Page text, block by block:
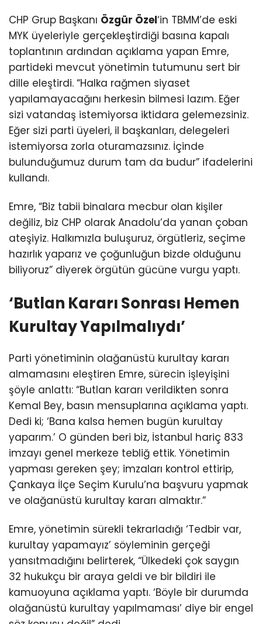
CHP Grup Başkanı Özgür Özel‘in TBMM’de eski
MYK üyeleriyle gerçekleştirdiği basına kapalı
toplantının ardından açıklama yapan Emre,
partideki mevcut yönetimin tutumunu sert bir
dille eleştirdi. “Halka rağmen siyaset
yapılamayacağını herkesin bilmesi lazım. Eğer
sizi vatandaş istemiyorsa iktidara gelemezsiniz.
Eğer sizi parti üyeleri, il başkanları, delegeleri
istemiyorsa zorla oturamazsınız. İçinde
bulunduğumuz durum tam da budur” ifadelerini
kullandı.
Emre, “Biz tabii binalara mecbur olan kişiler
değiliz, biz CHP olarak Anadolu’da yanan çoban
ateşiyiz. Halkımızla buluşuruz, örgütleriz, seçime
hazırlık yaparız ve çoğunluğun bizde olduğunu
biliyoruz” diyerek örgütün gücüne vurgu yaptı.
‘Butlan Kararı Sonrası Hemen
Kurultay Yapılmalıydı’
Parti yönetiminin olağanüstü kurultay kararı
almamasını eleştiren Emre, sürecin işleyişini
şöyle anlattı: “Butlan kararı verildikten sonra
Kemal Bey, basın mensuplarına açıklama yaptı.
Dedi ki; ‘Bana kalsa hemen bugün kurultay
yaparım.’ O günden beri biz, İstanbul hariç 833
imzayı genel merkeze tebliğ ettik. Yönetimin
yapması gereken şey; imzaları kontrol ettirip,
Çankaya İlçe Seçim Kurulu’na başvuru yapmak
ve olağanüstü kurultay kararı almaktır.”
Emre, yönetimin sürekli tekrarladığı ‘Tedbir var,
kurultay yapamayız’ söyleminin gerçeği
yansıtmadığını belirterek, “Ülkedeki çok saygın
32 hukukçu bir araya geldi ve bir bildiri ile
kamuoyuna açıklama yaptı. ‘Böyle bir durumda
olağanüstü kurultay yapılmaması’ diye bir engel